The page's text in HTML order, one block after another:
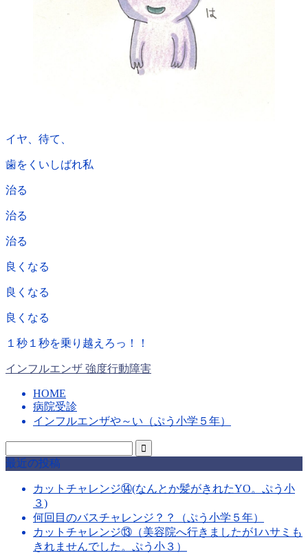
イヤ、待て、
歯をくいしばれ私
治る
治る
治る
良くなる
良くなる
良くなる
１秒１秒を乗り越えろっ！！
インフルエンザ 強度行動障害
HOME
病院受診
インフルエンザや～い（ぷう小学５年）
最近の投稿
カットチャレンジ⑭(なんとか髪がきれたYO。ぷう小
３)
何回目のバスチャレンジ？？（ぷう小学５年）
カットチャレンジ⑬（美容院へ行きましたが1ハサミも
きれませんでした。ぷう小３）